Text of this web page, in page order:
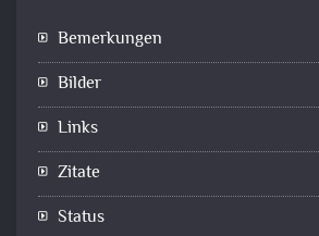
Bemerkungen
Bilder
Links
Zitate
Status